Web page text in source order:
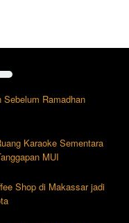
Ramadhan
Karaoke Sementara
MUI
Shop di Makassar jadi